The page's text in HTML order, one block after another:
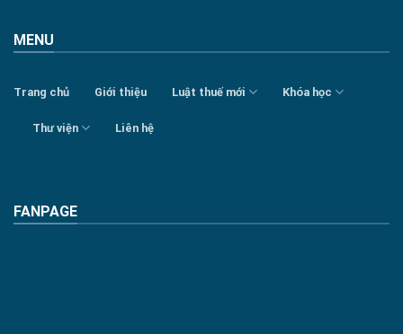
MENU
Trang chủ Giới thiệu Luật thuế mới Khóa học
Thư viện Liên hệ
FANPAGE